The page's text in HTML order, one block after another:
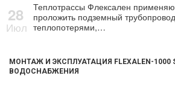
28
Июл
Теплотрассы Флексален
проложить подземный
теплопотерями,…
МОНТАЖ И ЭКСПЛУАТАЦИЯ FLEXALEN-1000
ВОДОСНАБЖЕНИЯ